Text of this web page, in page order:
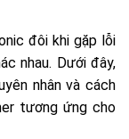
đôi khi gặp lỗi
nhau. Dưới đây,
nhân và cách
tương ứng cho